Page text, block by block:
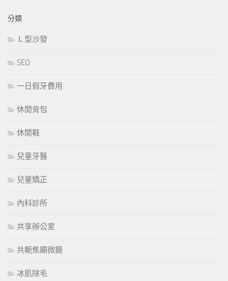
分類
Ｌ型沙發
SEO
一日假牙費用
休閒背包
休閒鞋
兒童牙醫
兒童矯正
內科診所
共享辦公室
共軛焦顯微鏡
冰肌除毛